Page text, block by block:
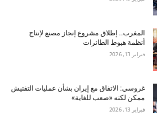
المغرب.. إطلاق مشروع إنجاز مصنع لإنتاج
أنظمة هبوط الطائرات
فبراير 13, 2026
غروسي: الاتفاق مع إيران بشأن عمليات التفتيش
ممكن لكنه «صعب للغاية»
فبراير 13, 2026